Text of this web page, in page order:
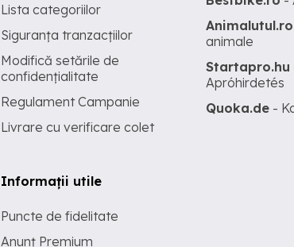
Lista categoriilor
Siguranța tranzacțiilor
Modifică setările de
confidențialitate
Regulament Campanie
Livrare cu verificare colet
Informații utile
Puncte de fidelitate
Anunț Premium
Animalutul.ro
animale
Startapro.hu
Apróhirdetés
Quoka.de -